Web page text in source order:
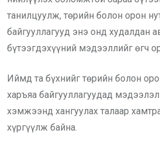
танилцуулж, төрийн болон орон
байгууллагууд энэ онд худалдан
бүтээгдэхүүний мэдээллийг өгч
Иймд та бүхнийг төрийн болон
харъяа байгууллагуудад
хэмжээнд хангуулах талаар
хүргүүлж байна.